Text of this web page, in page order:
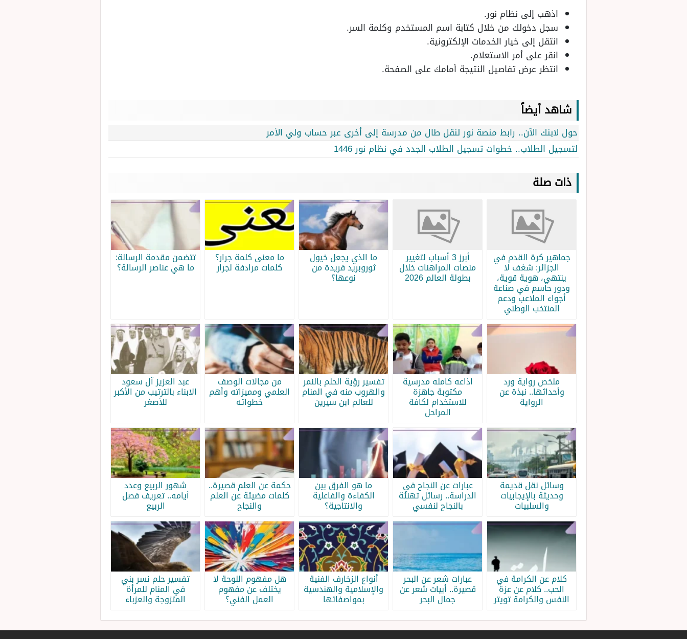
اذهب إلى نظام نور.
سجل دخولك من خلال كتابة اسم المستخدم وكلمة السر.
انتقل إلى خيار الخدمات الإلكترونية.
انقر على أمر الاستعلام.
انتظر عرض تفاصيل النتيجة أمامك على الصفحة.
شاهد أيضاً
حول لابنك الآن.. رابط منصة نور لنقل طال من مدرسة إلى أخرى عبر حساب ولي الأمر
لتسجيل الطلاب.. خطوات تسجيل الطلاب الجدد في نظام نور 1446
ذات صلة
جماهير كرة القدم في
الجزائر: شغف لا
ينتهي، هوية قوية،
ودور حاسم في صناعة
أجواء الملاعب ودعم
المنتخب الوطني
أبرز 3 أسباب لتغيير
منصات المراهنات خلال
بطولة العالم 2026
ما الذي يجعل خيول
ثوروبريد فريدة من
نوعها؟
ما معنى كلمة جرار؟
كلمات مرادفة لجرار
تتضمن مقدمة الرسالة:
ما هي عناصر الرسالة؟
ملخص رواية ورد
وأحداثها.. نبذة عن
الرواية
اذاعه كامله مدرسية
مكتوبة جاهزة
للاستخدام لكافة
المراحل
تفسير رؤية الحلم بالنمر
والهروب منه في المنام
للعالم ابن سيرين
من مجالات الوصف
العلمي ومميزاته وأهم
خطواته
عبد العزيز آل سعود
الابناء بالترتيب من الأكبر
للأصغر
وسائل نقل قديمة
وحديثة بالإيجابيات
والسلبيات
عبارات عن النجاح في
الدراسة.. رسائل تهنئة
بالنجاح لنفسي
ما هو الفرق بين
الكفاءة والفاعلية
والانتاجية؟
حكمة عن العلم قصيرة..
كلمات مضيئة عن العلم
والنجاح
شهور الربيع وعدد
أيامه.. تعريف فصل
الربيع
كلام عن الكرامة في
الحب.. كلام عن عزة
النفس والكرامة تويتر
عبارات شعر عن البحر
قصيرة.. أبيات شعر عن
جمال البحر
أنواع الزخارف الفنية
والإسلامية والهندسية
بمواصفاتها
هل مفهوم اللوحة لا
يختلف عن مفهوم
العمل الفني؟
تفسير حلم نسر بني
في المنام للمرأة
المتزوجة والعزباء